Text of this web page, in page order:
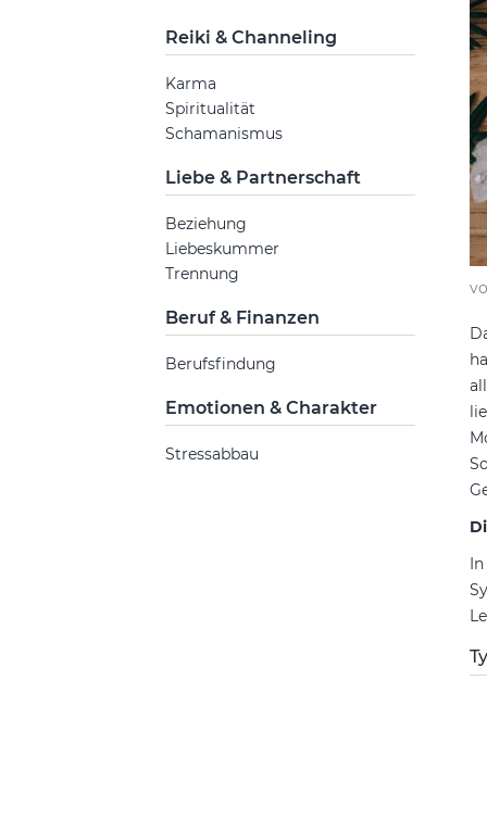
Reiki & Channeling
Karma
Spiritualität
Schamanismus
Liebe & Partnerschaft
Beziehung
Liebeskummer
Trennung
Beruf & Finanzen
Berufsfindung
Emotionen & Charakter
Stressabbau